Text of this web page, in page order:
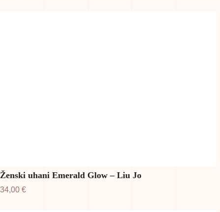
Ženski uhani Emerald Glow – Liu Jo
34,00 €